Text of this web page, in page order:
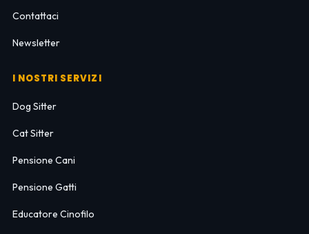
Contattaci
Newsletter
I NOSTRI SERVIZI
Dog Sitter
Cat Sitter
Pensione Cani
Pensione Gatti
Educatore Cinofilo